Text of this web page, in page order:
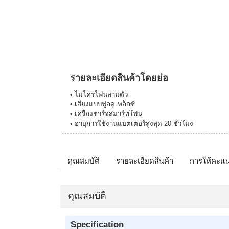
รายละเอียดสินค้าโดยย่อ
• ไมโครโฟนสามตัว
• เสียงแบบฟูลดูเพล็กซ์
• เครื่องชาร์จสมาร์ทโฟน
• อายุการใช้งานแบตเตอรี่สูงสุด 20 ชั่วโมง
คุณสมบัติ รายละเอียดสินค้า การให้คะแ
คุณสมบัติ
Specification